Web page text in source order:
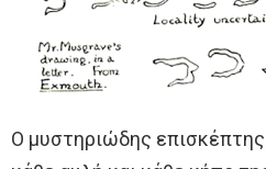
O μυστηριώδης